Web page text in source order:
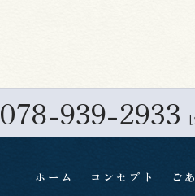
078-939-2933 [
ホーム コンセプト ご